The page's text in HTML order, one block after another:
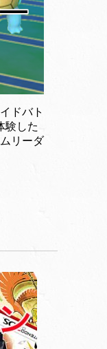
ドバト
験した
リーダ